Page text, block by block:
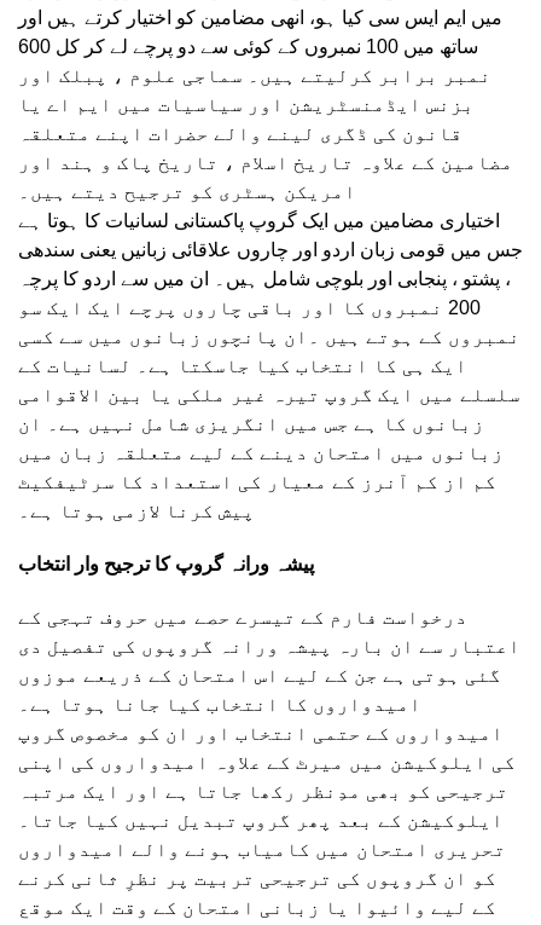
میں ایم ایس سی کیا ہو، انھی مضامین کو اختیار کرتے ہیں اور
ساتھ میں 100 نمبروں کے کوئی سے دو پرچے لے کر کل 600
نمبر برابر کرلیتے ہیں۔ سماجی علوم ، پبلک اور
بزنس ایڈمنسٹریشن اور سیاسیات میں ایم اے یا
قانون کی ڈگری لینے والے حضرات اپنے متعلقہ
مضامین کے علاوہ تاریخ اسلام ، تاریخ پاک و ہند اور
امریکن ہسٹری کو ترجیح دیتے ہیں۔
اختیاری مضامین میں ایک گروپ پاکستانی لسانیات کا ہوتا ہے
جس میں قومی زبان اردو اور چاروں علاقائی زبانیں یعنی سندھی
، پشتو ، پنجابی اور بلوچی شامل ہیں۔ ان میں سے اردو کا پرچہ
200 نمبروں کا اور باقی چاروں پرچے ایک ایک سو
نمبروں کے ہوتے ہیں ۔ان پانچوں زبانوں میں سے کسی
ایک ہی کا انتخاب کیا جاسکتا ہے۔ لسانیات کے
سلسلے میں ایک گروپ تیرہ غیر ملکی یا بین الاقوامی
زبانوں کا ہے جس میں انگریزی شامل نہیں ہے۔ ان
زبانوں میں امتحان دینے کے لیے متعلقہ زبان میں
کم از کم آنرز کے معیار کی استعداد کا سرٹیفکیٹ
پیش کرنا لازمی ہوتا ہے۔
پیشہ ورانہ گروپ کا ترجیح وار انتخاب
درخواست فارم کے تیسرے حصے میں حروف تہجی کے
اعتبار سے ان بارہ پیشہ ورانہ گروپوں کی تفصیل دی
گئی ہوتی ہے جن کے لیے اس امتحان کے ذریعے موزوں
امیدواروں کا انتخاب کیا جانا ہوتا ہے۔
امیدواروں کے حتمی انتخاب اور ان کو مخصوص گروپ
کی ایلوکیشن میں میرٹ کے علاوہ امیدواروں کی اپنی
ترجیحی کو بھی مدِنظر رکھا جاتا ہے اور ایک مرتبہ
ایلوکیشن کے بعد پھر گروپ تبدیل نہیں کیا جاتا۔
تحریری امتحان میں کامیاب ہونے والے امیدواروں
کو ان گروپوں کی ترجیحی تربیت پر نظرِ ثانی کرنے
کے لیے وائیوا یا زبانی امتحان کے وقت ایک موقع